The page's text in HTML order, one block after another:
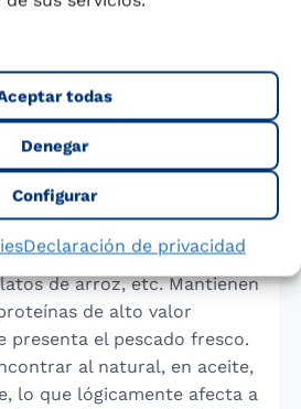
todas
Denegar
Configurar
Declaración de privacidad
inmediato, es mejor
mejor precio, suelen
(no lleva espinas ni
oferta muy variada.
. Resultan una buena
más variada la dieta de
pizza, empanadas,
de arroz, etc. Mantienen
de alto valor
presenta el pescado fresco.
al natural, en aceite,
lo que lógicamente afecta a